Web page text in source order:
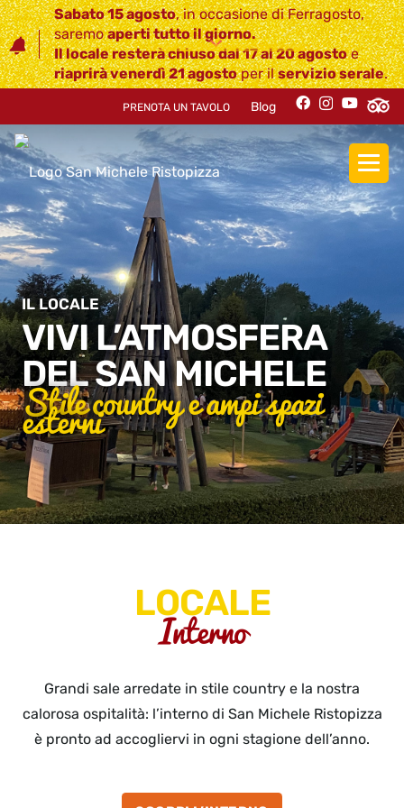
Sabato 15 agosto, in occasione di Ferragosto,
saremoaperti tutto il giorno.
Il locale resteràchiuso dal 17 al 20 agostoe
riaprirà venerdì 21 agostoper ilservizio serale.
PRENOTA UN TAVOLO Blog
IL LOCALE
VIVI L’ATMOSFERA
DEL SAN MICHELE
Stile country e ampi spazi
esterni
LOCALE
Interno
Grandi sale arredate in stile country e la nostra
calorosa ospitalità: l’interno di San Michele Ristopizza
è pronto ad accogliervi in ogni stagione dell’anno.